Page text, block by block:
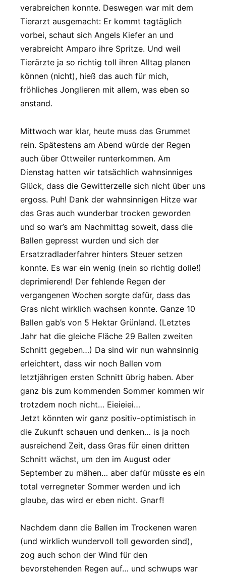
verabreichen konnte. Deswegen war mit dem
Tierarzt ausgemacht: Er kommt tagtäglich
vorbei, schaut sich Angels Kiefer an und
verabreicht Amparo ihre Spritze. Und weil
Tierärzte ja so richtig toll ihren Alltag planen
können (nicht), hieß das auch für mich,
fröhliches Jonglieren mit allem, was eben so
anstand.
Mittwoch war klar, heute muss das Grummet
rein. Spätestens am Abend würde der Regen
auch über Ottweiler runterkommen. Am
Dienstag hatten wir tatsächlich wahnsinniges
Glück, dass die Gewitterzelle sich nicht über uns
ergoss. Puh! Dank der wahnsinnigen Hitze war
das Gras auch wunderbar trocken geworden
und so war’s am Nachmittag soweit, dass die
Ballen gepresst wurden und sich der
Ersatzradladerfahrer hinters Steuer setzen
konnte. Es war ein wenig (nein so richtig dolle!)
deprimierend! Der fehlende Regen der
vergangenen Wochen sorgte dafür, dass das
Gras nicht wirklich wachsen konnte. Ganze 10
Ballen gab’s von 5 Hektar Grünland. (Letztes
Jahr hat die gleiche Fläche 29 Ballen zweiten
Schnitt gegeben…) Da sind wir nun wahnsinnig
erleichtert, dass wir noch Ballen vom
letztjährigen ersten Schnitt übrig haben. Aber
ganz bis zum kommenden Sommer kommen wir
trotzdem noch nicht… Eieieiei…
Jetzt könnten wir ganz positiv-optimistisch in
die Zukunft schauen und denken… is ja noch
ausreichend Zeit, dass Gras für einen dritten
Schnitt wächst, um den im August oder
September zu mähen… aber dafür müsste es ein
total verregneter Sommer werden und ich
glaube, das wird er eben nicht. Gnarf!
Nachdem dann die Ballen im Trockenen waren
(und wirklich wundervoll toll geworden sind),
zog auch schon der Wind für den
bevorstehenden Regen auf… und schwups war